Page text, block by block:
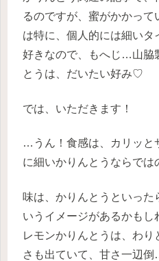
るのですが、蜜がかかって
は特に、個人的には細い
好きなので、もへじ…山脇
とうは、だいたい好み♡
では、いただきます！
…うん！食感は、カリッと
に細いかりんとうならでは
味は、かりんとうといった
いうイメージがあるかもし
レモンかりんとうは、わ
さも出ていて、甘さ一辺